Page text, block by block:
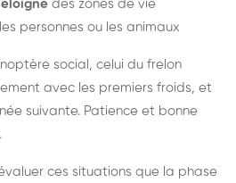
éloigné des zones de vie
personnes ou les animaux
social, celui du frelon
avec les premiers froids, et
suivante. Patience et bonne
ces situations que la phase